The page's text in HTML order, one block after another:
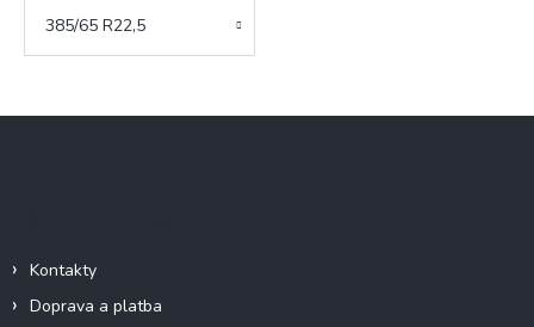
385/65 R22,5
Kontakty
Doprava a platba